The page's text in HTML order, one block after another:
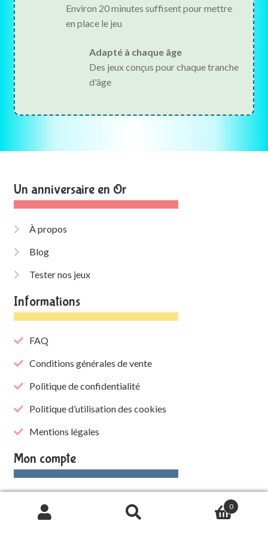
Environ 20 minutes suffisent pour mettre
en place le jeu
Adapté à chaque âge
Des jeux conçus pour chaque tranche
d'âge
Un anniversaire en Or
À propos
Blog
Tester nos jeux
Informations
FAQ
Conditions générales de vente
Politique de confidentialité
Politique d’utilisation des cookies
Mentions légales
Mon compte
Mes téléchargements
Recherche
0